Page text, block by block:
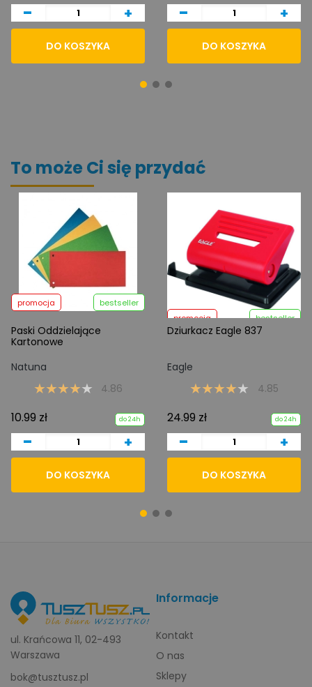
- +
DO KOSZYKA
- +
DO KOSZYKA
To może Ci się przydać
promocja bestseller
Paski Oddzielające
Kartonowe
Natuna
4.86
10.99 zł do 24h
- +
DO KOSZYKA
promocja bestseller
Dziurkacz Eagle 837
Eagle
4.85
24.99 zł do 24h
- +
DO KOSZYKA
ul. Krańcowa 11, 02-493
Warszawa
bok@tusztusz.pl
Informacje
Kontakt
O nas
Sklepy